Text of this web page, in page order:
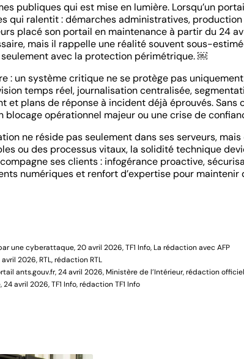
publiques qui est mise en lumière. Lorsqu’un
qui ralentit : démarches administratives, production
placé son portail en maintenance à partir du 24
mais il rappelle une réalité souvent sous-
avec la protection périmétrique. ￼
: un système critique ne se protège pas
temps réel, journalisation centralisée,
et plans de réponse à incident déjà éprouvés. Sans
opérationnel majeur ou une crise de
ne réside pas seulement dans ses serveurs,
ou des processus vitaux, la solidité technique
ses clients : infogérance proactive,
numériques et renfort d’expertise pour maintenir
une cyberattaque, 20 avril 2026, TF1 Info, La rédaction avec AFP
2026, RTL, rédaction RTL
ants.gouv.fr, 24 avril 2026, Ministère de l’Intérieur, rédaction
avril 2026, TF1 Info, rédaction TF1 Info